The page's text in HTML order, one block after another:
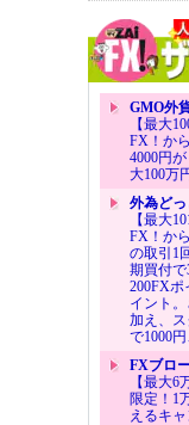
GMO外
【最大
FX！か
4000円
大100万
外為どっ
【最大
FX！か
の取引1
期買付
200FXポ
イント
加え、
で1000
FXブロ
【最大
限定！1
えるキ